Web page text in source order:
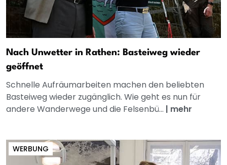
Nach Unwetter in Rathen: Basteiweg wieder
geöffnet
Schnelle Aufräumarbeiten machen den beliebten
Basteiweg wieder zugänglich. Wie geht es nun für
andere Wanderwege und die Felsenbü... | mehr
WERBUNG